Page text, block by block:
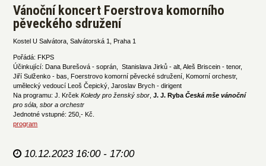
Vánoční koncert Foerstrova komorního
pěveckého sdružení
Kostel U Salvátora, Salvátorská 1, Praha 1
Pořádá: FKPS
Účinkující: Dana Burešová - soprán, Stanislava Jirků - alt, Aleš Briscein - tenor,
Jiří Sulženko - bas, Foerstrovo komorní pěvecké sdružení, Komorní orchestr,
umělecký vedoucí Leoš Čepický, Jaroslav Brych - dirigent
Na programu: J. KrčekKoledy pro ženský sbor ,J. J. RybaČeská mše vánoční
pro sóla, sbor a orchestr
Jednotné vstupné: 250,- Kč.
program
10.12.2023 16:00 - 17:00